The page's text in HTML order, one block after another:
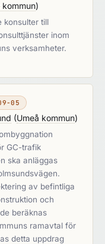
kommun)
konsulter till
inom
verksamheter.
05
(Umeå kommun)
GC-trafik
ska anläggas
av befintliga
och
beräknas
ramavtal för
detta uppdrag